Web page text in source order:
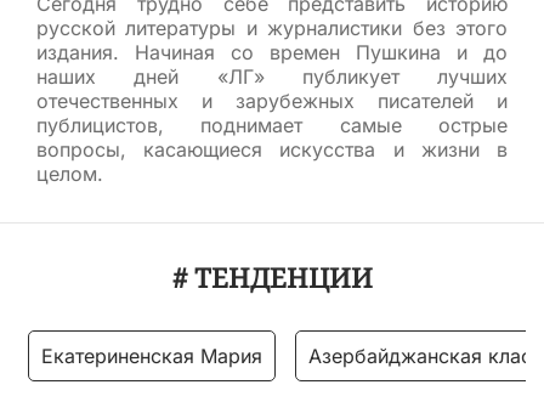
русской литературы и журналистики без этого
издания. Начиная со времен Пушкина и до
наших дней «ЛГ» публикует лучших
отечественных и зарубежных писателей и
публицистов, поднимает самые острые
вопросы, касающиеся искусства и жизни в
целом.
# ТЕНДЕНЦИИ
Екатериненская Мария Азербайджанская